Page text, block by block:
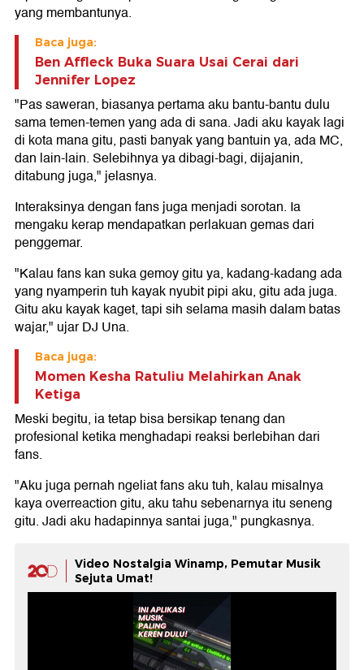
yang membantunya.
Baca juga:
Ben Affleck Buka Suara Usai Cerai dari
Jennifer Lopez
"Pas saweran, biasanya pertama aku bantu-bantu dulu
sama temen-temen yang ada di sana. Jadi aku kayak lagi
di kota mana gitu, pasti banyak yang bantuin ya, ada MC,
dan lain-lain. Selebihnya ya dibagi-bagi, dijajanin,
ditabung juga," jelasnya.
Interaksinya dengan fans juga menjadi sorotan. Ia
mengaku kerap mendapatkan perlakuan gemas dari
penggemar.
"Kalau fans kan suka gemoy gitu ya, kadang-kadang ada
yang nyamperin tuh kayak nyubit pipi aku, gitu ada juga.
Gitu aku kayak kaget, tapi sih selama masih dalam batas
wajar," ujar DJ Una.
Baca juga:
Momen Kesha Ratuliu Melahirkan Anak
Ketiga
Meski begitu, ia tetap bisa bersikap tenang dan
profesional ketika menghadapi reaksi berlebihan dari
fans.
"Aku juga pernah ngeliat fans aku tuh, kalau misalnya
kaya overreaction gitu, aku tahu sebenarnya itu seneng
gitu. Jadi aku hadapinnya santai juga," pungkasnya.
Video Nostalgia Winamp, Pemutar Musik
Sejuta Umat!